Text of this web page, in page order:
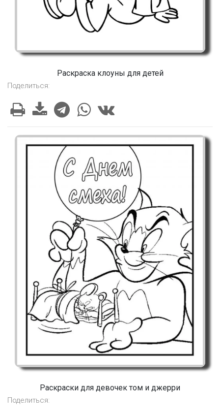
Раскраска клоуны для детей
Поделиться:
Раскраски для девочек том и джерри
Поделиться: